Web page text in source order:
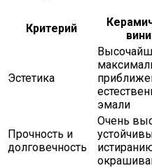
Критерий
Эстетика
эмали
Прочность и
долговечность
Очень